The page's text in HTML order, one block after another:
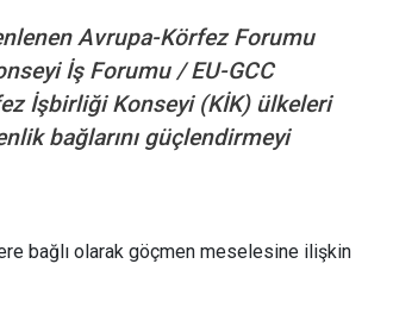
Avrupa-Körfez Forumu
İş Forumu / EU-GCC
İşbirliği Konseyi (KİK) ülkeleri
bağlarını güçlendirmeyi
bağlı olarak göçmen meselesine ilişkin
"çalmakla"
Erhürman'dan
gerçekçi bir